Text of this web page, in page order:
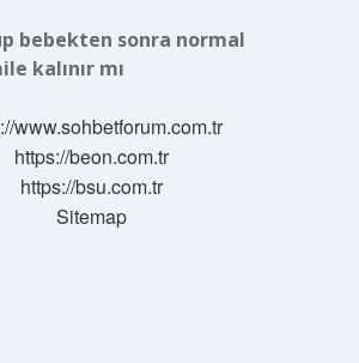
bebekten sonra normal
kalınır mı
www.sohbetforum.com.tr
https://beon.com.tr
https://bsu.com.tr
Sitemap